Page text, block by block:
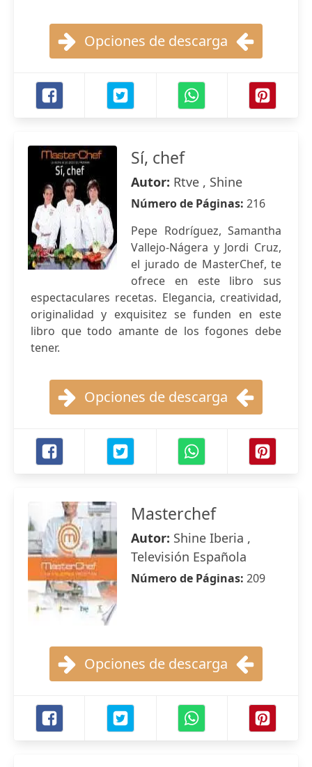
Opciones de descarga
Sí, chef
Autor: Rtve , Shine
Número de Páginas: 216
Pepe Rodríguez, Samantha
Vallejo-Nágera y Jordi Cruz,
el jurado de MasterChef, te
ofrece en este libro sus
espectaculares recetas. Elegancia, creatividad,
originalidad y exquisitez se funden en este
libro que todo amante de los fogones debe
tener.
Opciones de descarga
Masterchef
Autor: Shine Iberia ,
Televisión Española
Número de Páginas: 209
Opciones de descarga